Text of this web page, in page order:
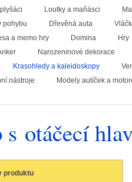
Loutky a maňásci
pohybu Dřevěná auta
a memo hry Domina
Hry
Narozeninové dekorace
Krasohledy a kaleidoskopy
nástroje
Modely autíček a
otáčecí
produktu